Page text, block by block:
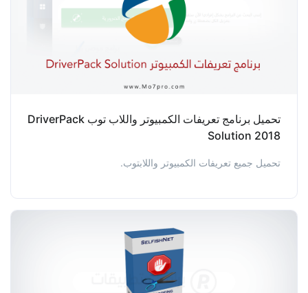
تحميل برنامج تعريفات الكمبيوتر واللاب توب DriverPack
Solution 2018
تحميل جميع تعريفات الكمبيوتر واللابتوب.